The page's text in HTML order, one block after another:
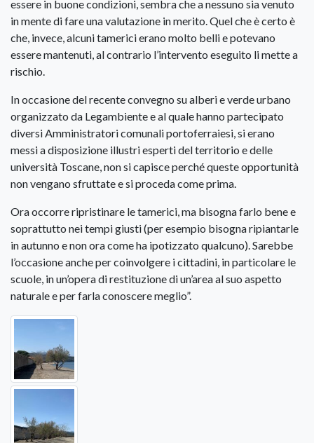
essere in buone condizioni, sembra che a nessuno sia venuto
in mente di fare una valutazione in merito. Quel che è certo è
che, invece, alcuni tamerici erano molto belli e potevano
essere mantenuti, al contrario l’intervento eseguito li mette a
rischio.
In occasione del recente convegno su alberi e verde urbano
organizzato da Legambiente e al quale hanno partecipato
diversi Amministratori comunali portoferraiesi, si erano
messi a disposizione illustri esperti del territorio e delle
università Toscane, non si capisce perché queste opportunità
non vengano sfruttate e si proceda come prima.
Ora occorre ripristinare le tamerici, ma bisogna farlo bene e
soprattutto nei tempi giusti (per esempio bisogna ripiantarle
in autunno e non ora come ha ipotizzato qualcuno). Sarebbe
l’occasione anche per coinvolgere i cittadini, in particolare le
scuole, in un’opera di restituzione di un’area al suo aspetto
naturale e per farla conoscere meglio”.